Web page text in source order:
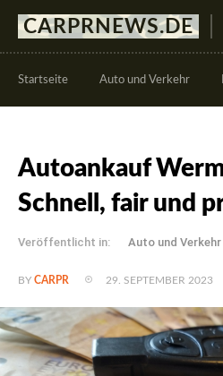
CARPRNEWS.DE
Startseite Auto und Verkehr
Autoankauf
Schnell, fair und
Veröffentlicht in: Auto und Verkehr
BY CARPR 29. SEPTEMBER 2023